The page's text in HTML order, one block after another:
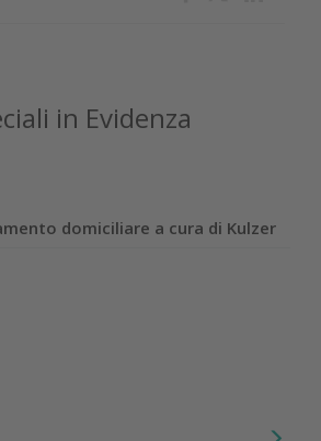
in Evidenza
domiciliare a cura di Kulzer